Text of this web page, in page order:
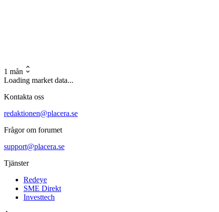
1 mån
Loading market data...
Kontakta oss
redaktionen@placera.se
Frågor om forumet
support@placera.se
Tjänster
Redeye
SME Direkt
Investtech